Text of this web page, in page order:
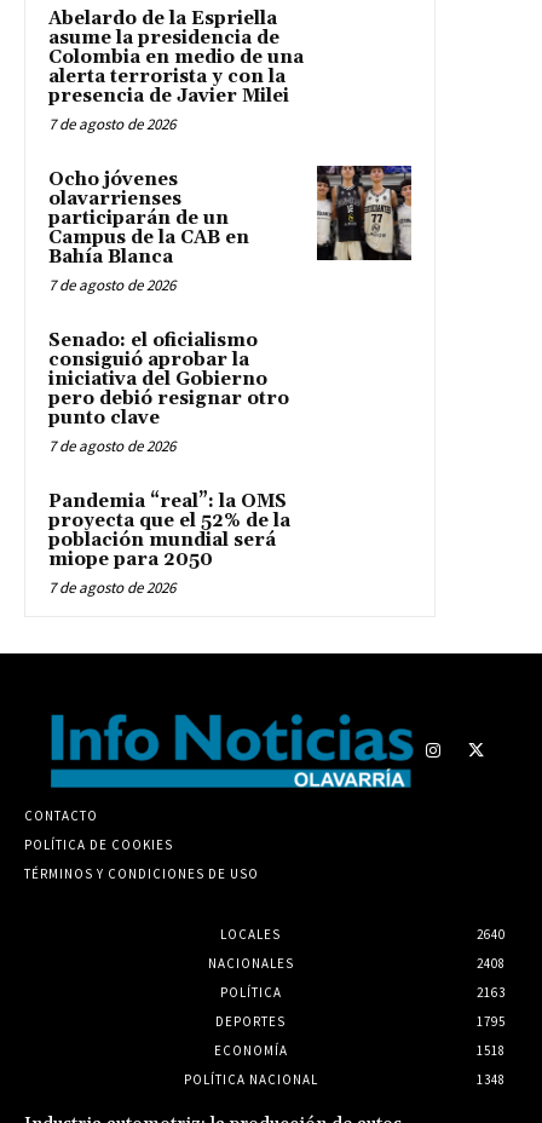
Abelardo de la Espriella
asume la presidencia de
Colombia en medio de una
alerta terrorista y con la
presencia de Javier Milei
7 de agosto de 2026
Ocho jóvenes
olavarrienses
participarán de un
Campus de la CAB en
Bahía Blanca
7 de agosto de 2026
Senado: el oficialismo
consiguió aprobar la
iniciativa del Gobierno
pero debió resignar otro
punto clave
7 de agosto de 2026
Pandemia “real”: la OMS
proyecta que el 52% de la
población mundial será
miope para 2050
7 de agosto de 2026
CONTACTO
POLÍTICA DE COOKIES
TÉRMINOS Y CONDICIONES DE USO
LOCALES
2640
NACIONALES
2408
POLÍTICA
2163
DEPORTES
1795
ECONOMÍA
1518
POLÍTICA NACIONAL
1348